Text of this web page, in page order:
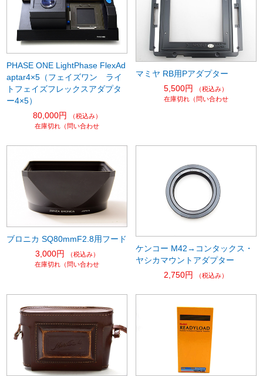
PHASE ONE LightPhase FlexAd
aptar4×5（フェイズワン ライ
トフェイズフレックスアダプタ
ー4×5）
80,000円
（税込み）
在庫切れ（問い合わせ
マミヤ RB用Pアダプター
5,500円
（税込み）
在庫切れ（問い合わせ
ブロニカ SQ80mmF2.8用フード
3,000円
（税込み）
在庫切れ（問い合わせ
ケンコー M42→コンタックス・
ヤシカマウントアダプター
2,750円
（税込み）